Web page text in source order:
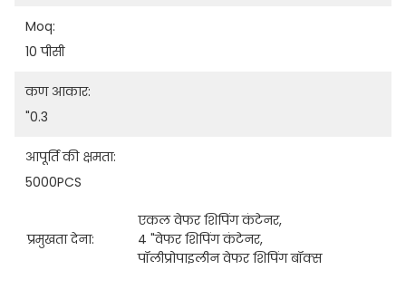
Moq:
10 पीसी
कण आकार:
"0.3
आपूर्ति की क्षमता:
5000PCS
प्रमुखता देना:
एकल वेफर शिपिंग कंटेनर,
4 "वेफर शिपिंग कंटेनर,
पॉलीप्रोपाइलीन वेफर शिपिंग बॉक्स